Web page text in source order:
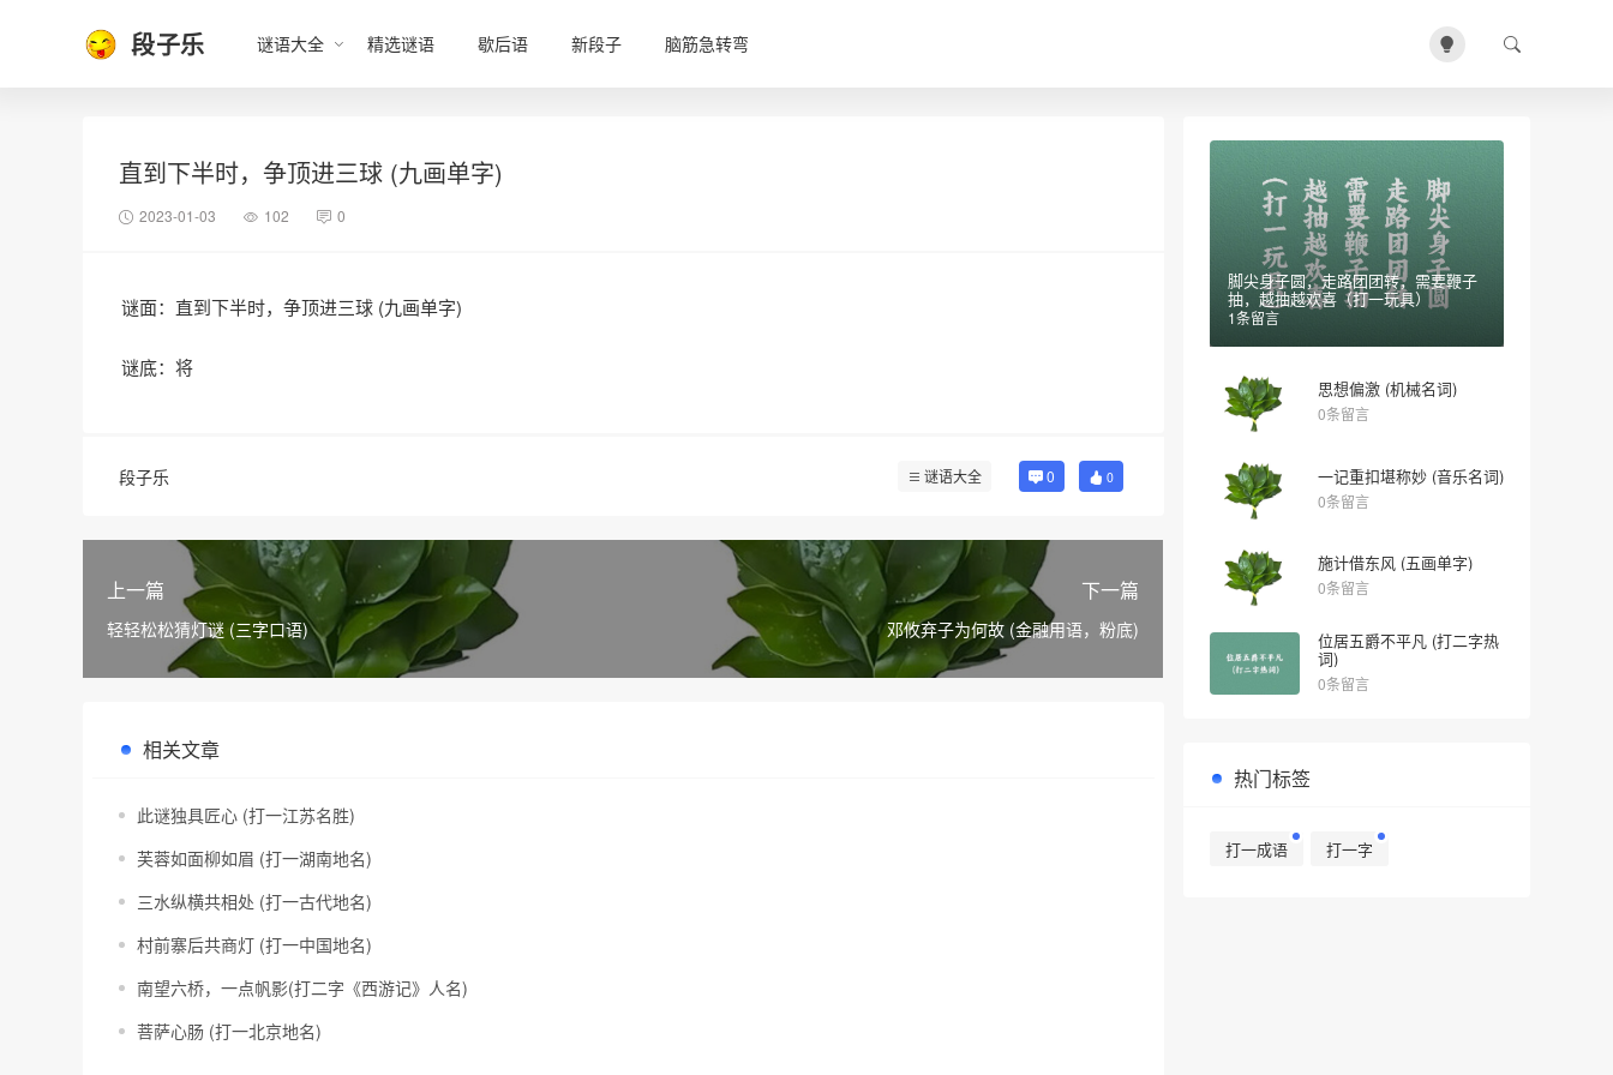
段子乐 谜语大全 精选谜语 歇后语 新段子 脑筋急转弯
直到下半时，争顶进三球 (九画单字)
2023-01-03 102 0
谜面：直到下半时，争顶进三球 (九画单字)
谜底：将
段子乐 谜语大全 0 0
上一篇
轻轻松松猜灯谜 (三字口语)
下一篇
邓攸弃子为何故 (金融用语，粉底)
相关文章
此谜独具匠心 (打一江苏名胜)
芙蓉如面柳如眉 (打一湖南地名)
三水纵横共相处 (打一古代地名)
村前寨后共商灯 (打一中国地名)
南望六桥，一点帆影(打二字《西游记》人名)
菩萨心肠 (打一北京地名)
脚尖身子圆，走路团团转，需要鞭子
抽，越抽越欢喜（打一玩具）
1条留言
思想偏激 (机械名词)
0条留言
一记重扣堪称妙 (音乐名词)
0条留言
施计借东风 (五画单字)
0条留言
位居五爵不平凡 (打二字热
词)
0条留言
热门标签
打一成语 打一字